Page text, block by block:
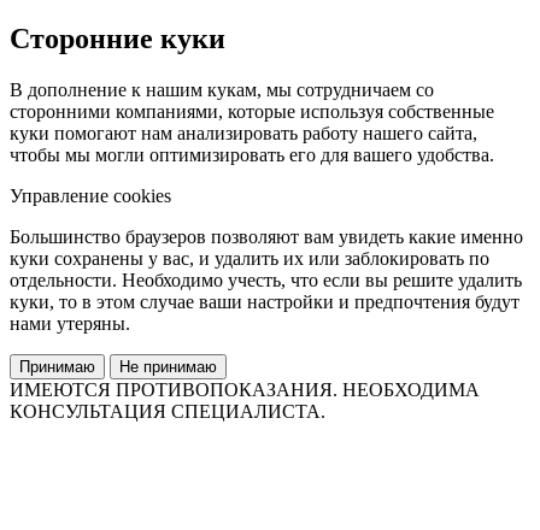
Сторонние куки
В дополнение к нашим кукам, мы сотрудничаем со
сторонними компаниями, которые используя собственные
куки помогают нам анализировать работу нашего сайта,
чтобы мы могли оптимизировать его для вашего удобства.
Управление cookies
Большинство браузеров позволяют вам увидеть какие именно
куки сохранены у вас, и удалить их или заблокировать по
отдельности. Необходимо учесть, что если вы решите удалить
куки, то в этом случае ваши настройки и предпочтения будут
нами утеряны.
Принимаю Не принимаю
ИМЕЮТСЯ ПРОТИВОПОКАЗАНИЯ. НЕОБХОДИМА
КОНСУЛЬТАЦИЯ СПЕЦИАЛИСТА.